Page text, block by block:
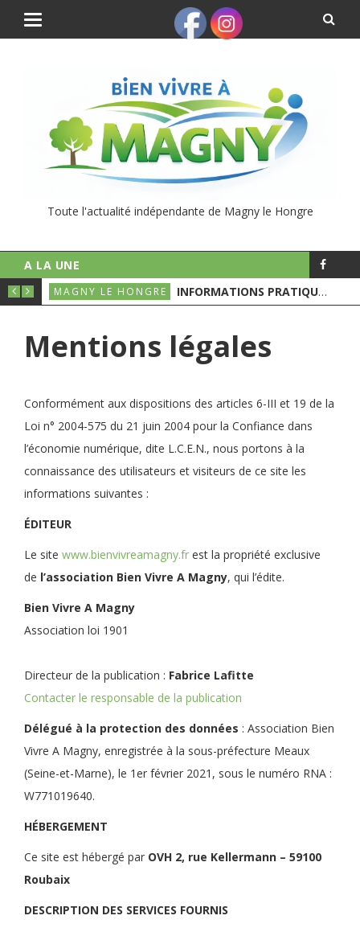
Toute l'actualité indépendante de Magny le Hongre
A LA UNE
MAGNY LE HONGRE INFORMATIONS PRATIQUES POUR LE 1ER TOURS DES ÉLECTIONS MUNICIPALES
Mentions légales
Conformément aux dispositions des articles 6-III et 19 de la
Loi n° 2004-575 du 21 juin 2004 pour la Confiance dans
l’économie numérique, dite L.C.E.N., nous portons à la
connaissance des utilisateurs et visiteurs de ce site les
informations suivantes :
ÉDITEUR
Le site www.bienvivreamagny.fr est la propriété exclusive
de l’association Bien Vivre A Magny, qui l’édite.
Bien Vivre A Magny
Association loi 1901
Directeur de la publication : Fabrice Lafitte
Contacter le responsable de la publication
Délégué à la protection des données : Association Bien
Vivre A Magny, enregistrée à la sous-préfecture Meaux
(Seine-et-Marne), le 1er février 2021, sous le numéro RNA :
W771019640.
HÉBERGEMENT
Ce site est hébergé par OVH 2, rue Kellermann – 59100
Roubaix
DESCRIPTION DES SERVICES FOURNIS